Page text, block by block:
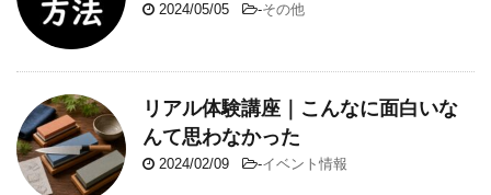
2024/05/05 -その他
リアル体験講座｜こんなに面白いな
んて思わなかった
2024/02/09 -イベント情報